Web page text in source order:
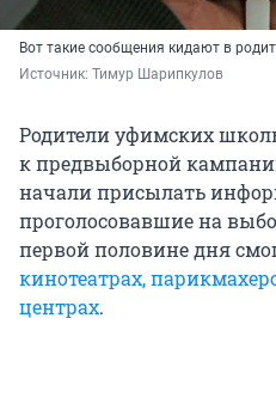
Вот такие сообщения кидают в
Источник: Тимур Шарипкулов
Родители уфимских
к предвыборной
начали присылать
проголосовавшие на
первой половине дня
кинотеатрах,
центрах.